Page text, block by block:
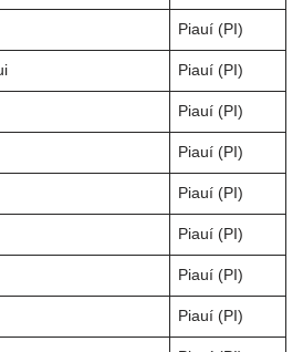
Piauí (PI)
Piauí (PI)
Piauí (PI)
Piauí (PI)
Piauí (PI)
Piauí (PI)
Piauí (PI)
Piauí (PI)